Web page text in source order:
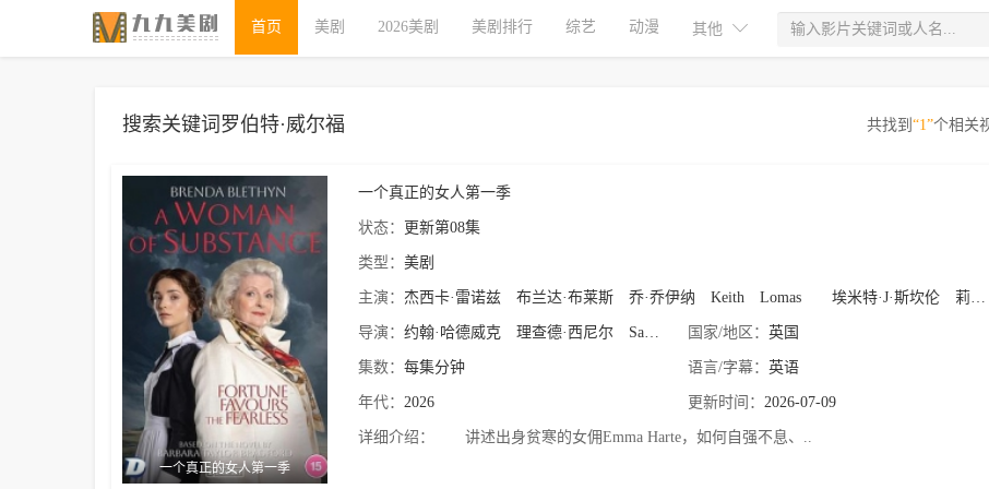
首页 美剧 2026美剧 美剧排行 综艺 动漫 其他
搜索关键词罗伯特·威尔福 共找到 “1”个相关
一个真正的女人第一季
一个真正的女人第一季
状态： 更新第08集
类型：美剧
主演： 杰西卡·雷诺兹 布兰达·布莱斯 乔·乔伊纳 Keith Lomas 埃米特·J·斯坎伦 莉迪亚·伦纳德
导演：约翰·哈德威克 理查德·西尼尔 Samantha Harrie
国家/地区：英国
集数：每集分钟 语言/字幕：英语
年代：2026 更新时间：2026-07-09
详细介绍： 讲述出身贫寒的女佣Emma Harte，如何自强不息、..